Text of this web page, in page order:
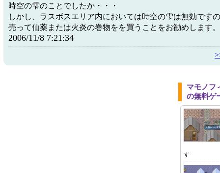
時空の雫のことでしたか・・・
しかし、ラスボスエリア内においては時空の雫は無効です
売って仙薬または火炎の巻物をを買うことをお勧めします。
2006/11/8 7:21:34
マモノフ
の無料ゲ
す